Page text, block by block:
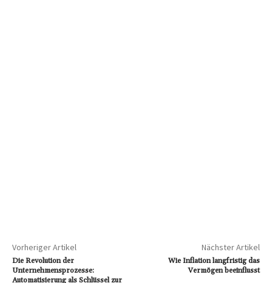
Vorheriger Artikel
Die Revolution der
Unternehmensprozesse:
Automatisierung als Schlüssel zur
Nächster Artikel
Wie Inflation langfristig das
Vermögen beeinflusst